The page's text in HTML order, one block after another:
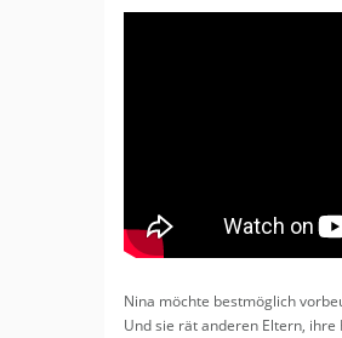
Nina möch­te best­mög­lich
Und sie rät an­de­ren El­tern,